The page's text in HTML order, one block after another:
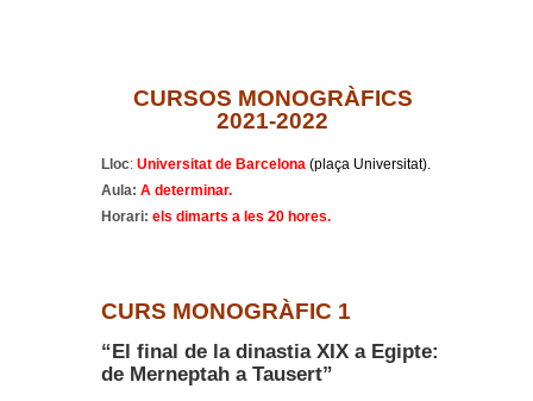
CURSOS MONOGRÀFICS
2021-2022
Lloc: Universitat de Barcelona (plaça Universitat).
Aula: A determinar.
Horari: els dimarts a les 20 hores.
CURS MONOGRÀFIC 1
“El final de la dinastia XIX a Egipte:
de Merneptah a Tausert”